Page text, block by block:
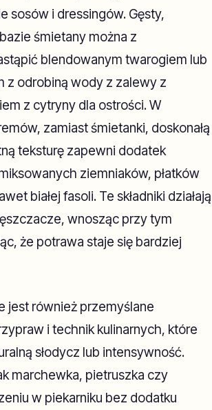
sosów i dressingów. Gęsty,
śmietany można z
blendowanym twarogiem lub
z odrobiną wody z zalewy z
z cytryny dla ostrości. W
zamiast śmietanki, doskonałą
teksturę zapewni dodatek
ziemniaków, płatków
białej fasoli. Te składniki działają
wnosząc przy tym
że potrawa staje się bardziej
jest również przemyślane
i technik kulinarnych, które
słodycz lub intensywność.
marchewka, pietruszka czy
w piekarniku bez dodatku